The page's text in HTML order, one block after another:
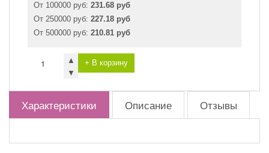
От 100000 руб: 231.68 руб
От 250000 руб: 227.18 руб
От 500000 руб: 210.81 руб
▲
▼
+ В корзину
Характеристики Описание Отзывы